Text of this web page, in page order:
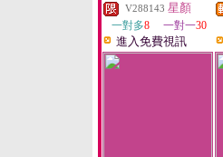
V288143 星顏
一對多8 一對一30
進入免費視訊